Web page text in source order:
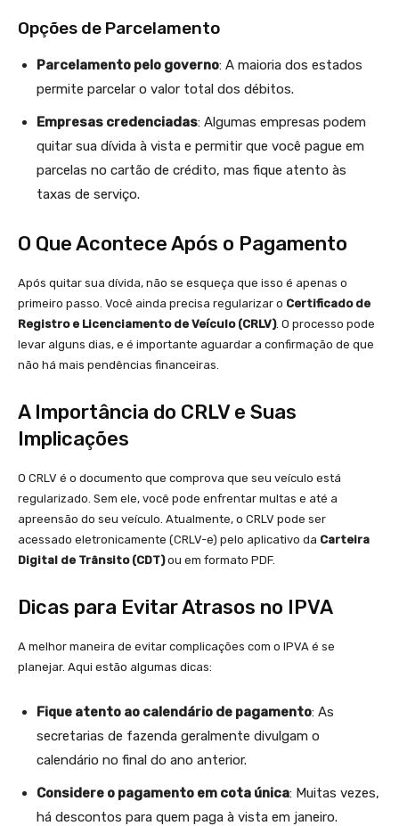
Opções de Parcelamento
Parcelamento pelo governo: A maioria dos estados
permite parcelar o valor total dos débitos.
Empresas credenciadas: Algumas empresas podem
quitar sua dívida à vista e permitir que você pague em
parcelas no cartão de crédito, mas fique atento às
taxas de serviço.
O Que Acontece Após o Pagamento
Após quitar sua dívida, não se esqueça que isso é apenas o
primeiro passo. Você ainda precisa regularizar o Certificado de
Registro e Licenciamento de Veículo (CRLV). O processo pode
levar alguns dias, e é importante aguardar a confirmação de que
não há mais pendências financeiras.
A Importância do CRLV e Suas
Implicações
O CRLV é o documento que comprova que seu veículo está
regularizado. Sem ele, você pode enfrentar multas e até a
apreensão do seu veículo. Atualmente, o CRLV pode ser
acessado eletronicamente (CRLV-e) pelo aplicativo da Carteira
Digital de Trânsito (CDT)ou em formato PDF.
Dicas para Evitar Atrasos no IPVA
A melhor maneira de evitar complicações com o IPVA é se
planejar. Aqui estão algumas dicas:
Fique atento ao calendário de pagamento: As
secretarias de fazenda geralmente divulgam o
calendário no final do ano anterior.
Considere o pagamento em cota única: Muitas vezes,
há descontos para quem paga à vista em janeiro.